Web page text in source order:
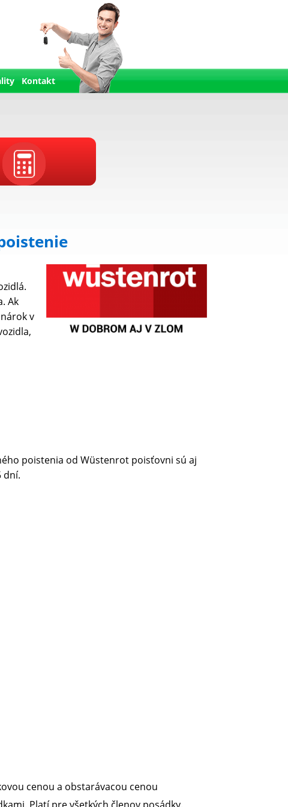
Kontakt
Ak
v
poistenia od Wüstenrot poisťovni sú aj
dní.
cenou a obstarávacou cenou